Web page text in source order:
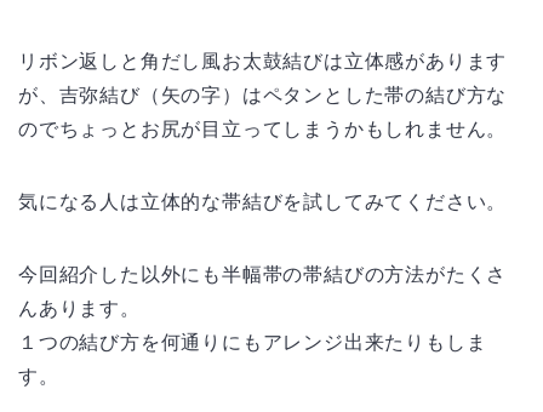
リボン返しと角だし風お太鼓結びは立体感があります
が、吉弥結び（矢の字）はペタンとした帯の結び方な
のでちょっとお尻が目立ってしまうかもしれません。
気になる人は立体的な帯結びを試してみてください。
今回紹介した以外にも半幅帯の帯結びの方法がたくさ
んあります。
１つの結び方を何通りにもアレンジ出来たりもしま
す。